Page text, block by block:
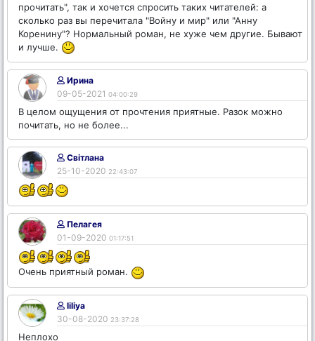
прочитать", так и хочется спросить таких читателей: а
сколько раз вы перечитала "Войну и мир" или "Анну
Коренину"? Нормальный роман, не хуже чем другие. Бывают
и лучше.
Ирина
09-05-2021 04:00:29
В целом ощущения от прочтения приятные. Разок можно
почитать, но не более...
Світлана
25-10-2020 22:43:07
Пелагея
01-09-2020 01:17:51
Очень приятный роман.
liliya
30-08-2020 23:37:28
Неплохо